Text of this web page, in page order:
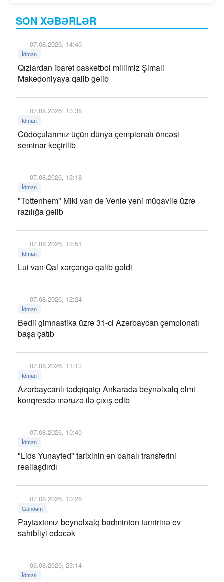
SON XƏBƏRLƏR
07.08.2026, 14:40
İdman
Qızlardan ibarət basketbol millimiz Şimali
Makedoniyaya qalib gəlib
07.08.2026, 13:38
İdman
Cüdoçularımız üçün dünya çempionatı öncəsi
seminar keçirilib
07.08.2026, 13:18
İdman
"Tottenhem" Miki van de Venlə yeni müqavilə üzrə
razılığa gəlib
07.08.2026, 12:51
İdman
Lui van Qal xərçəngə qalib gəldi
07.08.2026, 12:24
İdman
Bədii gimnastika üzrə 31-ci Azərbaycan çempionatı
başa çatıb
07.08.2026, 11:13
İdman
Azərbaycanlı tədqiqatçı Ankarada beynəlxalq elmi
konqresdə məruzə ilə çıxış edib
07.08.2026, 10:40
İdman
"Lids Yunayted" tarixinin ən bahalı transferini
reallaşdırdı
07.08.2026, 10:28
Gündəm
Paytaxtımız beynəlxalq badminton turnirinə ev
sahibliyi edəcək
06.08.2026, 23:14
İdman